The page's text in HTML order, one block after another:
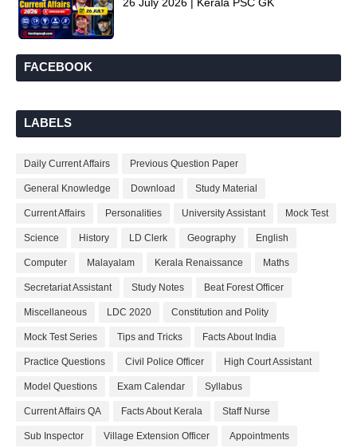
FACEBOOK
LABELS
Daily Current Affairs Previous Question Paper
General Knowledge Download Study Material
Current Affairs Personalities University Assistant Mock Test
Science History LD Clerk Geography English
Computer Malayalam Kerala Renaissance Maths
Secretariat Assistant Study Notes Beat Forest Officer
Miscellaneous LDC 2020 Constitution and Polity
Mock Test Series Tips and Tricks Facts About India
Practice Questions Civil Police Officer High Court Assistant
Model Questions Exam Calendar Syllabus
Current Affairs QA Facts About Kerala Staff Nurse
Sub Inspector Village Extension Officer Appointments